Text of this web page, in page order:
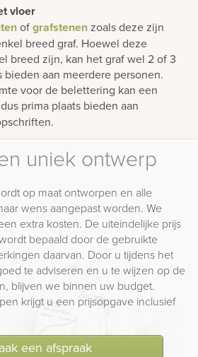
vloer
ofgrafstenenzoals deze zijn
breed graf. Hoewel deze
breed zijn, kan het graf wel 2 of 3
aan meerdere personen.
voor de belettering kan een
dus prima plaats bieden aan
uniek ontwerp
op maat ontworpen en alle
wens aangepast worden. We
extra kosten. De uiteindelijke prijs
bepaald door de gebruikte
daarvan. Door u tijdens het
te adviseren en u te wijzen op de
blijven we binnen uw budget.
krijgt u een prijsopgave inclusief
een afspraak